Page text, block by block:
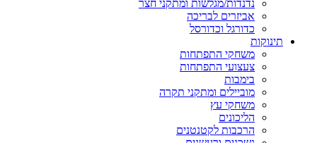
נדנדות/מגלשות ומתקני חצר
אביזרים לבריכה
כדורגל וכדורסל
תינוקות
משחקי התפתחות
צעצועי התפתחות
בימבות
מוביילים ומתקני תקרה
משחקי עץ
הליכונים
הרכבות לקטנטנים